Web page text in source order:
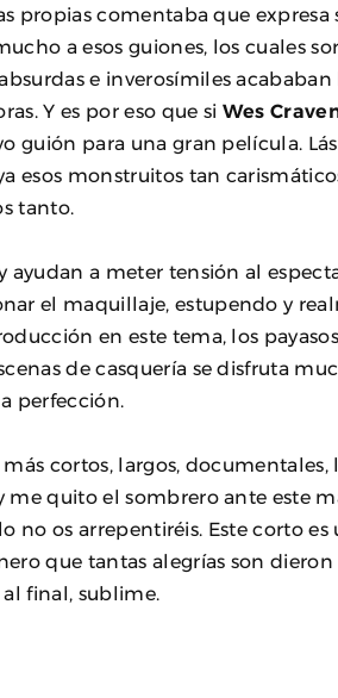
propias comentaba que expresa
a esos guiones, los cuales
e inverosímiles
Y es por eso que si Wes
guión para una gran película.
esos monstruitos tan
tanto.
ayudan a meter tensión al
el maquillaje, estupendo y
en este tema, los
de casquería se disfruta
perfección.
cortos, largos, documentales,
me quito el sombrero ante este
no os arrepentiréis. Este corto es
que tantas alegrías son dieron
al final, sublime.